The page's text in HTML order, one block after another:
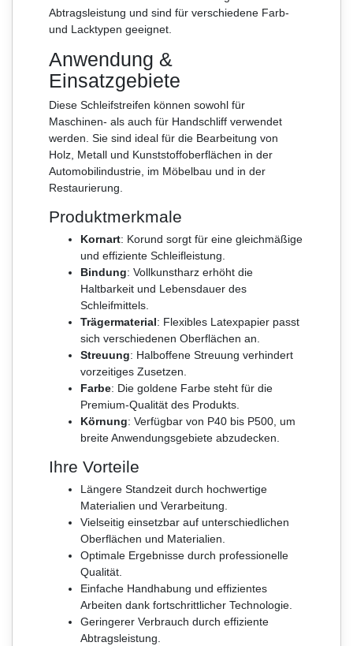
Abtragsleistung und sind für verschiedene Farb-
und Lacktypen geeignet.
Anwendung &
Einsatzgebiete
Diese Schleifstreifen können sowohl für
Maschinen- als auch für Handschliff verwendet
werden. Sie sind ideal für die Bearbeitung von
Holz, Metall und Kunststoffoberflächen in der
Automobilindustrie, im Möbelbau und in der
Restaurierung.
Produktmerkmale
Kornart: Korund sorgt für eine gleichmäßige
und effiziente Schleifleistung.
Bindung: Vollkunstharz erhöht die
Haltbarkeit und Lebensdauer des
Schleifmittels.
Trägermaterial: Flexibles Latexpapier passt
sich verschiedenen Oberflächen an.
Streuung: Halboffene Streuung verhindert
vorzeitiges Zusetzen.
Farbe: Die goldene Farbe steht für die
Premium-Qualität des Produkts.
Körnung: Verfügbar von P40 bis P500, um
breite Anwendungsgebiete abzudecken.
Ihre Vorteile
Längere Standzeit durch hochwertige
Materialien und Verarbeitung.
Vielseitig einsetzbar auf unterschiedlichen
Oberflächen und Materialien.
Optimale Ergebnisse durch professionelle
Qualität.
Einfache Handhabung und effizientes
Arbeiten dank fortschrittlicher Technologie.
Geringerer Verbrauch durch effiziente
Abtragsleistung.